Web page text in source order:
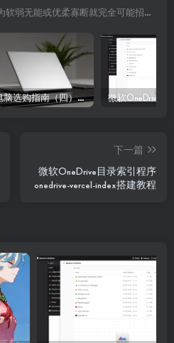
一个人仅仅因为软弱无能或优柔寡断就完全可能招致痛苦
电脑选购指南（四）屏幕
下一篇
微软OneDrive目录索引程序
onedrive-vercel-index搭建教程